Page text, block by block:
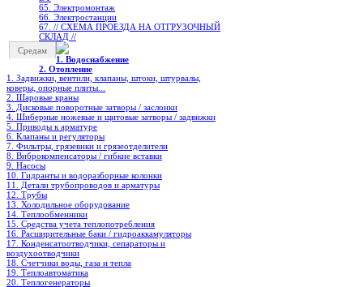
65. Электромонтаж
66. Электростанции
67. // СХЕМА ПРОЕЗДА НА ОТГРУЗОЧНЫЙ
СКЛАД //
Средам
1. Водоснабжение
2. Отопление
1. Задвижки, вентили, клапаны, штоки, штурвалы,
коверы, опорные плиты...
2. Шаровые краны
3. Дисковые поворотные затворы / заслонки
4. Шиберные ножевые и щитовые затворы / задвижки
5. Приводы к арматуре
6. Клапаны и регуляторы
7. Фильтры, грязевики и грязеотделители
8. Виброкомпенсаторы / гибкие вставки
9. Насосы
10. Гидранты и водоразборные колонки
11. Детали трубопроводов и арматуры
12. Трубы
13. Холодильное oборудование
14. Теплообменники
15. Средства учета теплопотребления
16. Расширительные баки / гидроаккамуляторы
17. Конденсатоотводчики, сепараторы и
воздухоотводчики
18. Счетчики воды, газа и тепла
19. Теплоавтоматика
20. Теплогенераторы